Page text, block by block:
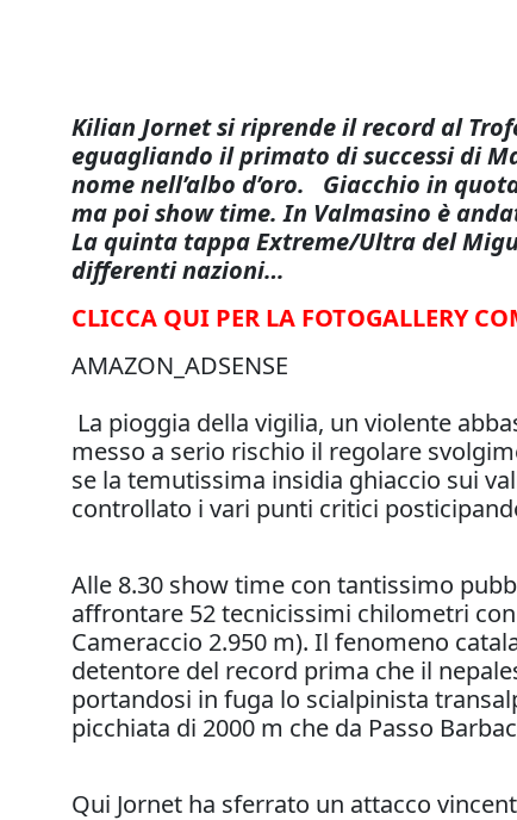
Kilian Jornet si riprende il record al
eguagliando il primato di successi di
nome nell’albo d’oro. Giacchio in
ma poi show time. In Valmasino è
La quinta tappa Extreme/Ultra del
differenti nazioni…
CLICCA QUI PER LA FOTOGALLERY
AMAZON_ADSENSE
La pioggia della vigilia, un violente
messo a serio rischio il regolare
se la temutissima insidia ghiaccio sui
controllato i vari punti critici
Alle 8.30 show time con tantissimo
affrontare 52 tecnicissimi chilometri
Cameraccio 2.950 m). Il fenomeno
detentore del record prima che il
portandosi in fuga lo scialpinista
picchiata di 2000 m che da Passo
Qui Jornet ha sferrato un attacco